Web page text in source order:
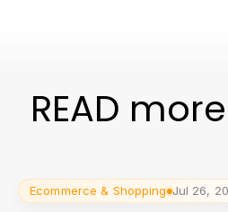
READ
Ecommerce & Shopping Jul 26,